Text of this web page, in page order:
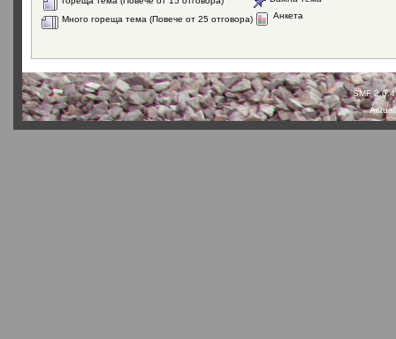
Много гореща тема (Повече от 25 отговора)
Анкета
SMF 2.0.4